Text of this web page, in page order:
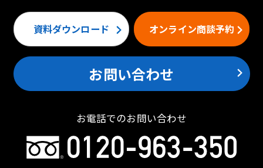
資料ダウンロード オンライン商談予約
お問い合わせ
お電話でのお問い合わせ